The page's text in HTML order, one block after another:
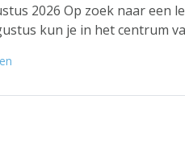
2026 Op zoek naar een
kun je in het centrum